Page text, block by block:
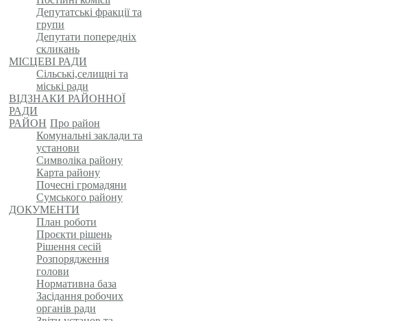
Депутатські фракції та
групи
Депутати попередніх
скликань
МІСЦЕВІ РАДИ
Сільські,селищні та
міські ради
ВІДЗНАКИ РАЙОННОЇ
РАДИ
РАЙОН Про район
Комунальні заклади та
установи
Символіка району
Карта району
Почесні громадяни
Сумського району
ДОКУМЕНТИ
План роботи
Проєкти рішень
Рішення сесій
Розпорядження
голови
Нормативна база
Засідання робочих
органів ради